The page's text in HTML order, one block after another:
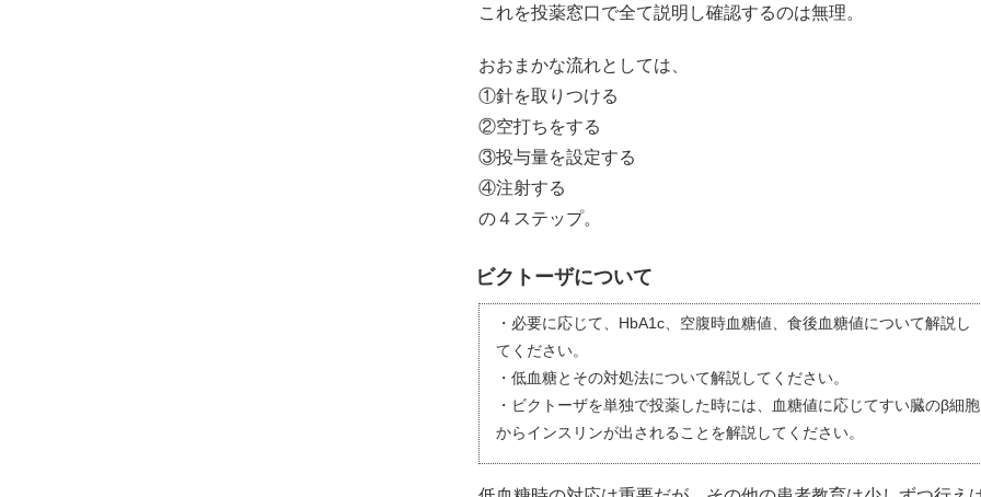
これを投薬窓口で全て説明し確認するのは無理。
おおまかな流れとしては、
①針を取りつける
②空打ちをする
③投与量を設定する
④注射する
の４ステップ。
ビクトーザについて
・必要に応じて、HbA1c、空腹時血糖値、食後血糖値について解説し
てください。
・低血糖とその対処法について解説してください。
・ビクトーザを単独で投薬した時には、血糖値に応じてすい臓のβ細胞
からインスリンが出されることを解説してください。